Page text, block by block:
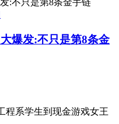
爆发:不只是第8条金